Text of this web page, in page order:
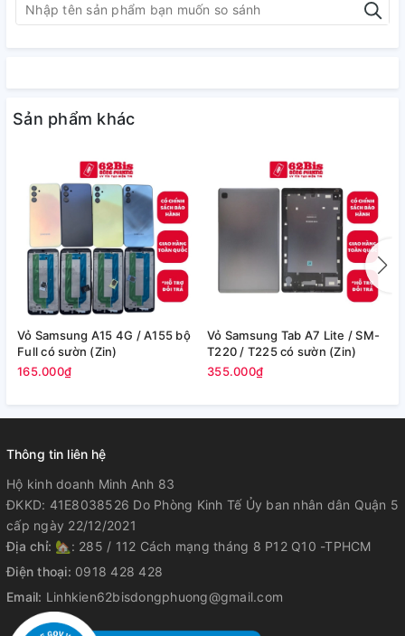
Sản phẩm khác
Vỏ Samsung A15 4G / A155 bộ
Full có sườn (Zin)
165.000₫
Vỏ Samsung Tab A7 Lite / SM-
T220 / T225 có sườn (Zin)
355.000₫
Thông tin liên hệ
Hộ kinh doanh Minh Anh 83
ĐKKD: 41E8038526 Do Phòng Kinh Tế Ủy ban nhân dân Quận 5
cấp ngày 22/12/2021
Địa chỉ: 🏡: 285 / 112 Cách mạng tháng 8 P12 Q10 -TPHCM
Điện thoại: 0918 428 428
Email: Linhkien62bisdongphuong@gmail.com